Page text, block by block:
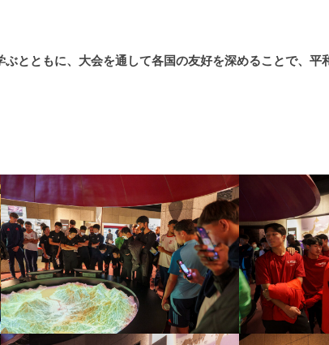
とともに、大会を通して各国の友好を深めることで、平